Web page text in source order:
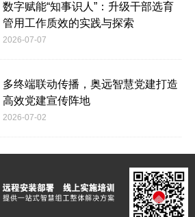
数字赋能“知事识人”：升级干部选育
管用工作质效的实践与探索
2026-07-07
多终端联动传播，奥远智慧党建打造
高效党建宣传阵地
2026-07-02